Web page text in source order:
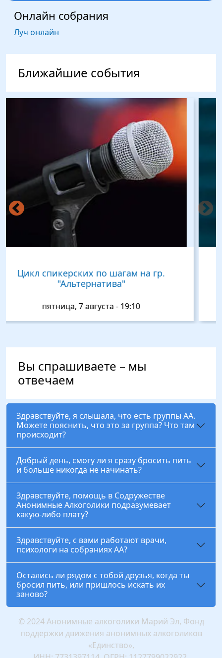
Онлайн собрания
Луч онлайн
Ближайшие события
Спикерская Наталья(г.Казань).На
гр.Луч.09.08 в 20:00
воскресенье, 9 августа - 20:00
Вы спрашиваете – мы
отвечаем
Здравствуйте, я слышала, что есть группы АА.
Можете пояснить, что это за группа? Что там
происходит?
Добрый день, смогу ли я сразу бросить пить
и больше никогда не начинать?
Здравствуйте, помощь в Содружестве
Анонимные Алкоголики подразумевает
какую-либо плату?
Здравствуйте, с вами работают врачи,
психологи на собраниях АА?
Остались ли рядом с тобой друзья, когда ты
бросил пить, или пришлось искать их
заново?
© 2024 Анонимные алкоголики Марий Эл, Фонд
поддержки движения анонимных алкоголиков
«Единство»,